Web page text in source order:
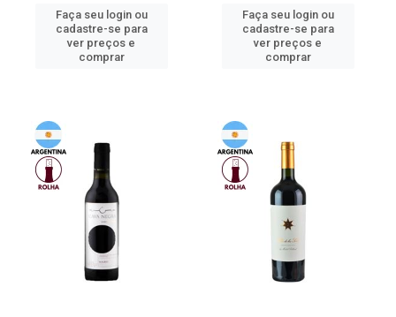
Faça seu login ou
cadastre-se para
ver preços e
comprar
Faça seu login ou
cadastre-se para
ver preços e
comprar